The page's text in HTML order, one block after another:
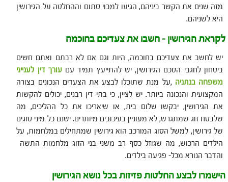
מזה שנים את הקשר ביניהם, הגיעו למבוי סתום וההחלטה על הגירושין
היא לשניהם.
לקראת הגירושין – חשבו את צעדיכם בחוכמה
יש לחשב את צעדיכם בחוכמה, היות וגם אם לא רבתם ואתם חשים
ביטחון לחגבי הסכם הגירושין, יש להתייעץ תמיד עםעורך דין לענייני
משפחה בנתניה ,על מנת שתוכלו לבצע את הצעדים הנכונים בצורה
המקצועית והנכונה ביותר. יש לציין, כי בתי דין רבנים, יכולים להקשות
את הגירושין, יבקשו שלום בית, או שיאריכו את כל ההליכים, מה
שלבטח זוג שמתגרש, לא מעוניין בעיכובים מיותרים. ישנם כל מיני סוגים
של גירושין, למשל הסוג המורכב הוא גירושין שמתחילים במלחמות, על
הילדים הרכוש, מה שגוזל כסף רב משני בני הזוג מלחמות התשה
והדבר הנורא מכל- פגיעה בילדים.
הישמרו לבצע החלטות פזיזות בכל נושא הגירושין